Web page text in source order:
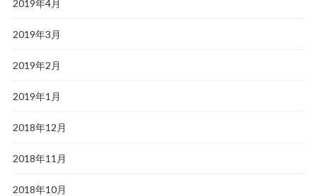
2019年4月
2019年3月
2019年2月
2019年1月
2018年12月
2018年11月
2018年10月